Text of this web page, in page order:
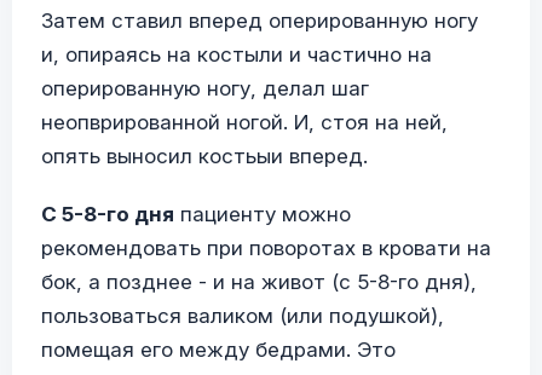
Затем ставил вперед оперированную ногу
и, опираясь на костыли и частично на
оперированную ногу, делал шаг
неопврированной ногой. И, стоя на ней,
опять выносил костьыи вперед.
С 5-8-го дня пациенту можно
рекомендовать при поворотах в кровати на
бок, а позднее - и на живот (с 5-8-го дня),
пользоваться валиком (или подушкой),
помещая его между бедрами. Это